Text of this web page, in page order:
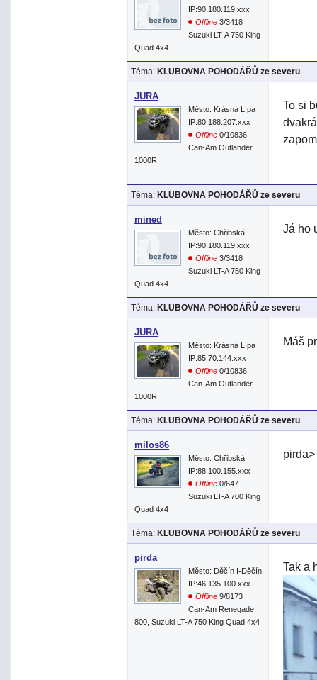
IP:90.180.119.xxx
Offline 3/3418
Suzuki LT-A 750 King
Quad 4x4
Téma: KLUBOVNA POHODÁŘŮ ze severu
JURA
Město: Krásná Lípa
IP:80.188.207.xxx
Offline 0/10836
Can-Am Outlander
1000R
To si
Téma: KLUBOVNA POHODÁŘŮ ze severu
mined
Město: Chřibská
IP:90.180.119.xxx
Offline 3/3418
Suzuki LT-A 750 King
Quad 4x4
Já ho
Téma: KLUBOVNA POHODÁŘŮ ze severu
JURA
Město: Krásná Lípa
IP:85.70.144.xxx
Offline 0/10836
Can-Am Outlander
1000R
Máš
Téma: KLUBOVNA POHODÁŘŮ ze severu
milos86
Město: Chřibská
IP:88.100.155.xxx
Offline 0/647
Suzuki LT-A 700 King
Quad 4x4
Téma: KLUBOVNA POHODÁŘŮ ze severu
pirda
Město: Děčín I-Děčín
IP:46.135.100.xxx
Offline 9/8173
Can-Am Renegade
800, Suzuki LT-A 750 King Quad 4x4
Tak a